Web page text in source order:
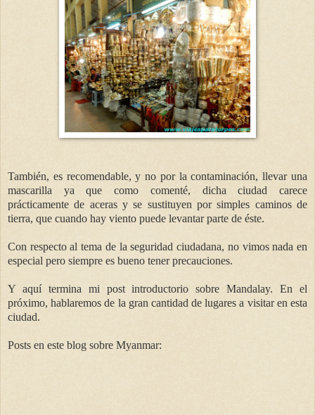
También, es recomendable, y no por la contaminación, llevar una
mascarilla ya que como comenté, dicha ciudad carece
prácticamente de aceras y se sustituyen por simples caminos de
tierra, que cuando hay viento puede levantar parte de éste.
Con respecto al tema de la seguridad ciudadana, no vimos nada en
especial pero siempre es bueno tener precauciones.
Y aquí termina mi post introductorio sobre Mandalay. En el
próximo, hablaremos de la gran cantidad de lugares a visitar en esta
ciudad.
Posts en este blog sobre Myanmar: